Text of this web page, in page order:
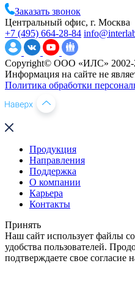
Заказать звонок
Центральный офис, г. Москва
+7 (495) 664-28-84
Copyright© ООО «ИЛС» 2002-
Информация на сайте не
Политика обработки
Продукция
Направления
Поддержка
О компании
Карьера
Контакты
Принять
Наш сайт использует файлы
удобства пользователей.
подтверждаете свое согласие